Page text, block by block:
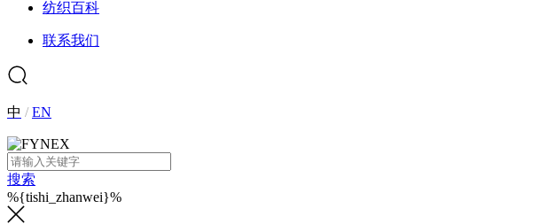
纺织百科
联系我们
中 /EN
搜索
%{tishi_zhanwei}%